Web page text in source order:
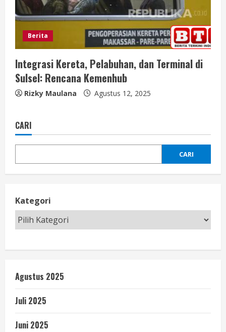
Berita
Integrasi Kereta, Pelabuhan, dan Terminal di
Sulsel: Rencana Kemenhub
Rizky Maulana Agustus 12, 2025
CARI
CARI
Kategori
Agustus 2025
Juli 2025
Juni 2025